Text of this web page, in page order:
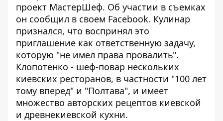
проект МастерШеф. Об участии в съемках
он сообщил в своем Facebook. Кулинар
признался, что воспринял это
приглашение как ответственную задачу,
которую "не имел права провалить".
Клопотенко - шеф-повар нескольких
киевских ресторанов, в частности "100 лет
тому вперед" и "Полтава", и имеет
множество авторских рецептов киевской
и древнекиевской кухни.